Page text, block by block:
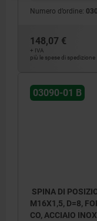
Numero d’ordine:
148,07 €
+ IVA
più le spese di spedizione
03090-01 B
SPINA DI
M16X1,5, D=8,
CO, ACCIAIO